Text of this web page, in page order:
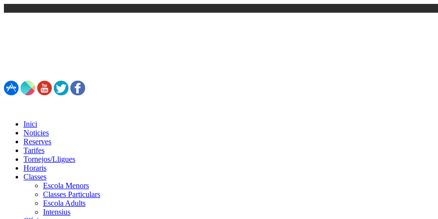
Inici
Noticies
Reserves
Tarifes
Tornejos/Lligues
Horaris
Classes
Escola Menors
Classes Particulars
Escola Adults
Intensius